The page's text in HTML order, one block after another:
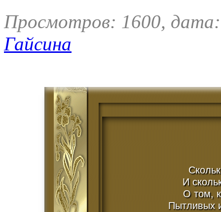
Просмотров: 1600,
Гайсина
И
О том,
Пытливых